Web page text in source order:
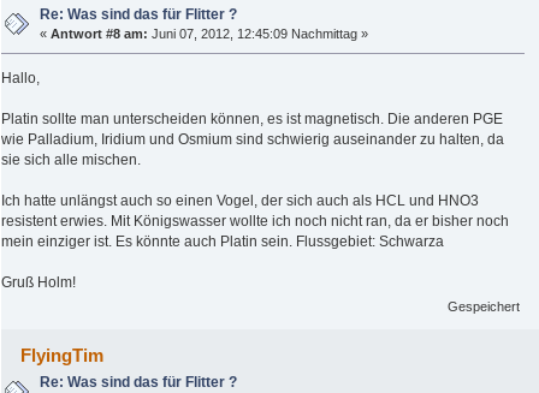
Re: Was sind das für Flitter ?
«Antwort #8 am: Juni 07, 2012, 12:45:09 Nachmittag »
Hallo,
Platin sollte man unterscheiden können, es ist magnetisch. Die anderen PGE
wie Palladium, Iridium und Osmium sind schwierig auseinander zu halten, da
sie sich alle mischen.
Ich hatte unlängst auch so einen Vogel, der sich auch als HCL und HNO3
resistent erwies. Mit Königswasser wollte ich noch nicht ran, da er bisher noch
mein einziger ist. Es könnte auch Platin sein. Flussgebiet: Schwarza
Gruß Holm!
Gespeichert
FlyingTim
Re: Was sind das für Flitter ?